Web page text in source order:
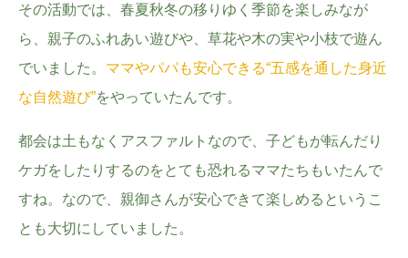
その活動では、春夏秋冬の移りゆく季節を楽しみなが
ら、親子のふれあい遊びや、草花や木の実や小枝で遊ん
でいました。 ママやパパも安心できる“五感を通した身近
な自然遊び”をやっていたんです。
都会は土もなくアスファルトなので、子どもが転んだり
ケガをしたりするのをとても恐れるママたちもいたんで
すね。なので、親御さんが安心できて楽しめるというこ
とも大切にしていました。